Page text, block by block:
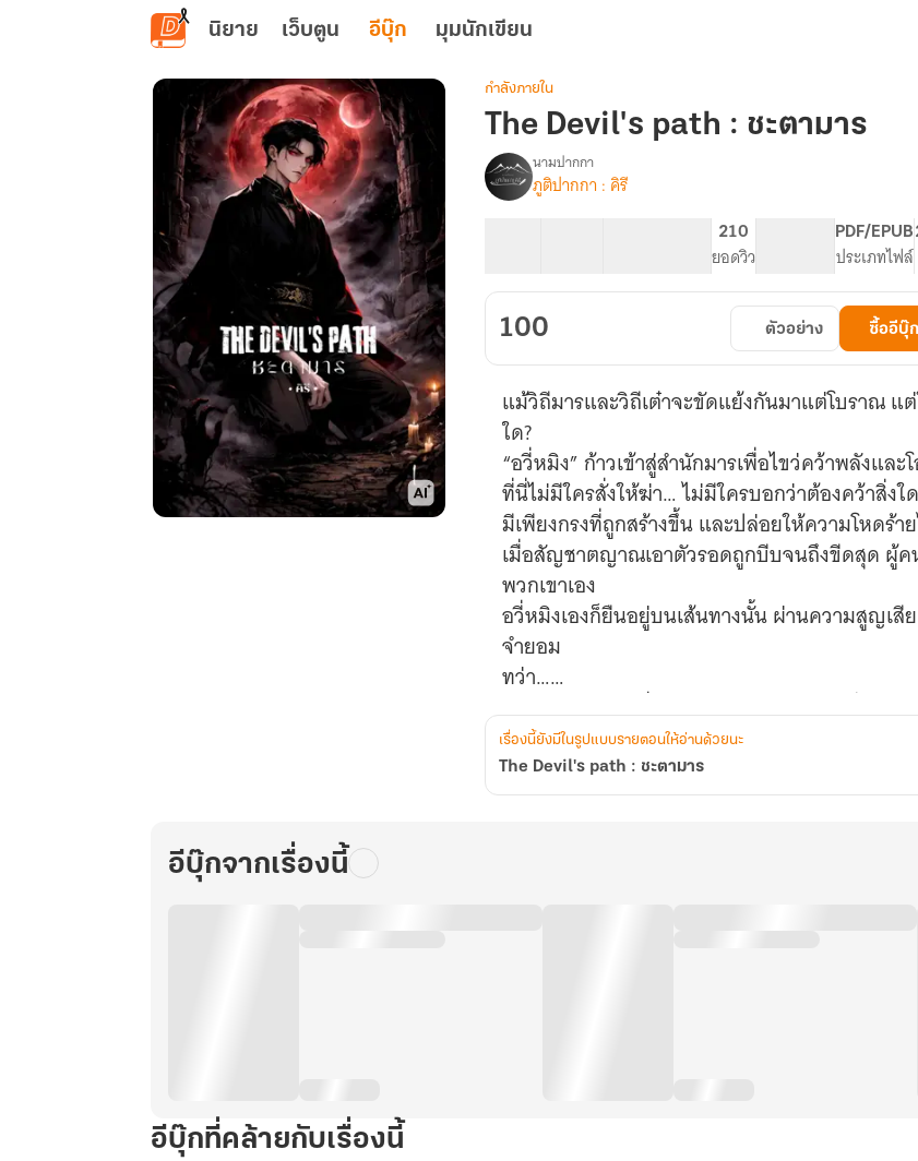
ข้ามไปยังเนื้อหาหลัก
นิยาย เว็บตูน อีบุ๊ก มุมนักเขียน
กำลังภายใน
The Devil's path : ชะตามาร
เรื่องThe
Devil's
มาร
นามปากกา
ภูติปากกา : คิรี
210
ยอดวิว
PDF/EPUB
ประเภทไฟล์
100 ตัวอย่าง ซื้ออีบุ๊ก
แม้วิถีมารและวิถีเต๋าจะขัดแย้งกันมาแต่โบราณ แ
ใด?
“อวี่หมิง” ก้าวเข้าสู่สำนักมารเพื่อไขว่คว้าพลังและ
ที่นี่ไม่มีใครสั่งให้ฆ่า… ไม่มีใครบอกว่าต้องคว้าสิ่งใ
มีเพียงกรงที่ถูกสร้างขึ้น และปล่อยให้ความโหดร้า
เมื่อสัญชาตญาณเอาตัวรอดถูกบีบจนถึงขีดสุด ผู้ค
พวกเขาเอง
อวี่หมิงเองก็ยืนอยู่บนเส้นทางนั้น ผ่านความสูญเ
จำยอม
ทว่า…
ไม่ว่าจะเป็นอดีตที่จองจำด้วยพรสวรรค์อันยิ่งให
ทางแห่งความสูญสิ้น
ทว่าวิถีของเขามีเพียงหนึ่งเดียว…
ไม่พึ่งพาอดีต ไม่คาดหวังโชคลาภในอนาคต ทุกอ
เรื่องนี้ยังมีในรูปแบบรายตอนให้อ่านด้วยนะ
The Devil's path : ชะตามาร
อีบุ๊กจากเรื่องนี้
อีบุ๊กที่คล้ายกับเรื่องนี้